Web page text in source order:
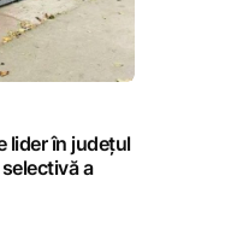
lider în județul
a